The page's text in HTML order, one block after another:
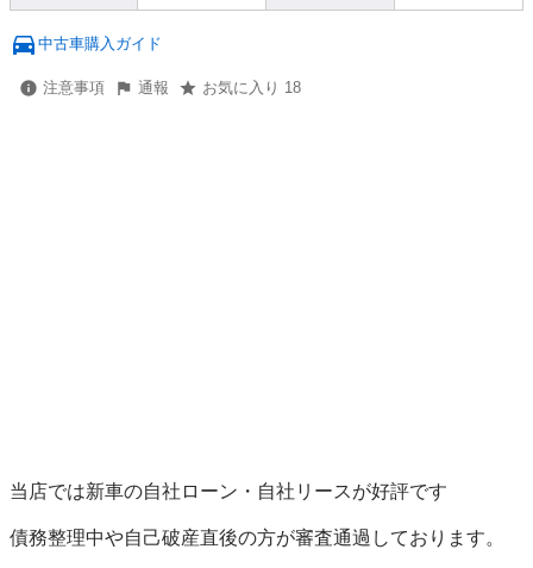
中古車購入ガイド
注意事項 通報 お気に入り 18
当店では新車の自社ローン・自社リースが好評です
債務整理中や自己破産直後の方が審査通過しております。